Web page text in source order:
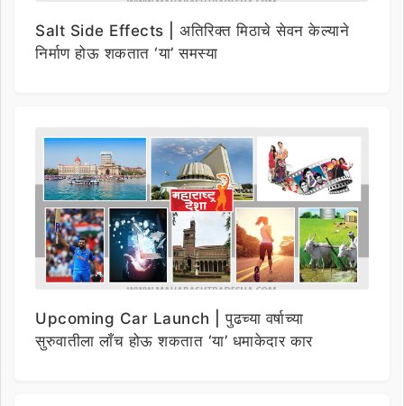
Salt Side Effects | अतिरिक्त मिठाचे सेवन केल्याने
निर्माण होऊ शकतात ‘या’ समस्या
Upcoming Car Launch | पुढच्या वर्षाच्या
सुरुवातीला लाँच होऊ शकतात ‘या’ धमाकेदार कार